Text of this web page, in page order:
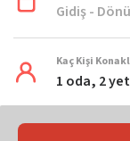
Gidiş -
Kaç Kişi
1 oda, 2